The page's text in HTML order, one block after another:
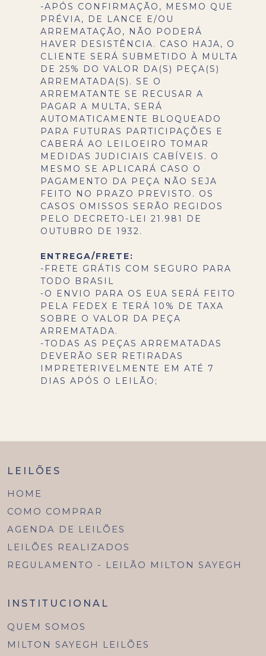
-APÓS CONFIRMAÇÃO, MESMO QUE
PRÉVIA, DE LANCE E/OU
ARREMATAÇÃO, NÃO PODERÁ
HAVER DESISTÊNCIA. CASO HAJA, O
CLIENTE SERÁ SUBMETIDO À MULTA
DE 25% DO VALOR DA(S) PEÇA(S)
ARREMATADA(S). SE O
ARREMATANTE SE RECUSAR A
PAGAR A MULTA, SERÁ
AUTOMATICAMENTE BLOQUEADO
PARA FUTURAS PARTICIPAÇÕES E
CABERÁ AO LEILOEIRO TOMAR
MEDIDAS JUDICIAIS CABÍVEIS. O
MESMO SE APLICARÁ CASO O
PAGAMENTO DA PEÇA NÃO SEJA
FEITO NO PRAZO PREVISTO. OS
CASOS OMISSOS SERÃO REGIDOS
PELO DECRETO-LEI 21.981 DE
OUTUBRO DE 1932.
ENTREGA/FRETE:
-FRETE GRÁTIS COM SEGURO PARA
TODO BRASIL
-O ENVIO PARA OS EUA SERÁ FEITO
PELA FEDEX E TERÁ 10% DE TAXA
SOBRE O VALOR DA PEÇA
ARREMATADA.
-TODAS AS PEÇAS ARREMATADAS
DEVERÃO SER RETIRADAS
IMPRETERIVELMENTE EM ATÉ 7
DIAS APÓS O LEILÃO;
LEILÕES
HOME
COMO COMPRAR
AGENDA DE LEILÕES
LEILÕES REALIZADOS
REGULAMENTO - LEILÃO MILTON SAYEGH
INSTITUCIONAL
QUEM SOMOS
MILTON SAYEGH LEILÕES